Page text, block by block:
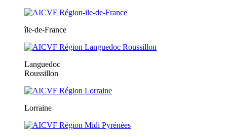
île-de-France
Languedoc
Roussillon
Lorraine